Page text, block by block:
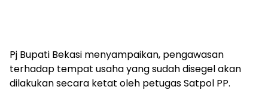
Pj Bupati Bekasi menyampaikan, pengawasan
terhadap tempat usaha yang sudah disegel akan
dilakukan secara ketat oleh petugas Satpol PP.